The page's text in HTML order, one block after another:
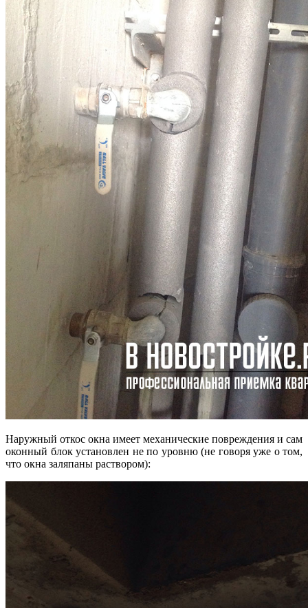
Наружный откос окна имеет механические повреждения и сам
оконный блок установлен не по уровню (не говоря уже о том,
что окна заляпаны раствором):